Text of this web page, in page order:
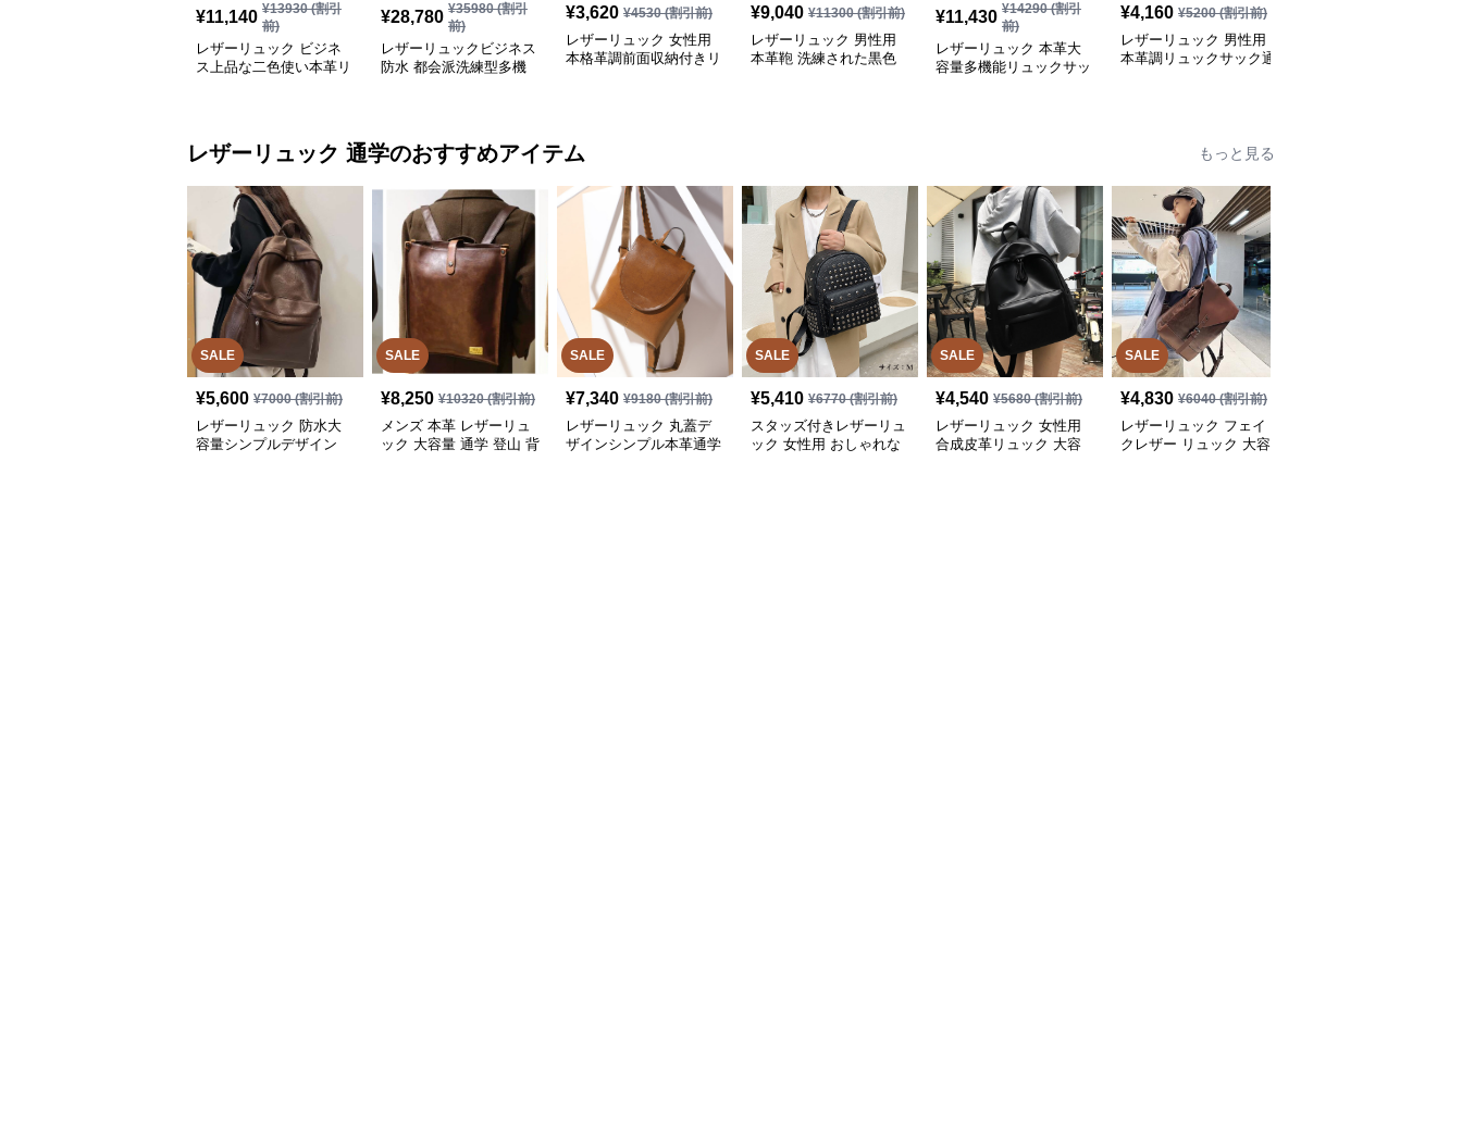
¥11,140 ¥13930(割引
前)
レザーリュック ビジネ
ス上品な二色使い本革リ
¥28,780 ¥35980(割引
前)
レザーリュックビジネス
防水 都会派洗練型多機
¥3,620 ¥4530(割引前)
レザーリュック 女性用
本格革調前面収納付きリ
¥9,040 ¥11300(割引前)
レザーリュック 男性用
本革鞄 洗練された黒色
¥11,430 ¥14290(割引
前)
レザーリュック 本革大
容量多機能リュックサッ
¥4,160 ¥5200(割引前)
レザーリュック 男性用
本革調リュックサック通
レザーリュック 通学のおすすめアイテム もっと見る
SALE
¥5,600 ¥7000(割引前)
レザーリュック 防水大
容量シンプルデザイン
SALE
¥8,250 ¥10320(割引前)
メンズ 本革 レザーリュ
ック 大容量 通学 登山 背
SALE
¥7,340 ¥9180(割引前)
レザーリュック 丸蓋デ
ザインシンプル本革通学
SALE
¥5,410 ¥6770(割引前)
スタッズ付きレザーリュ
ック 女性用 おしゃれな
SALE
¥4,540 ¥5680(割引前)
レザーリュック 女性用
合成皮革リュック 大容
SALE
¥4,830 ¥6040(割引前)
レザーリュック フェイ
クレザー リュック 大容